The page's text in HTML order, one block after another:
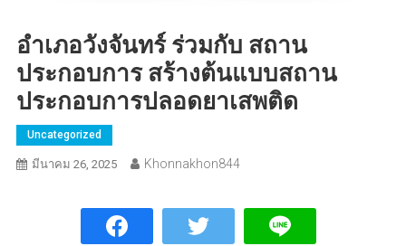
อำเภอวังจันทร์ ร่วมกับ สถาน
ประกอบการ สร้างต้นแบบสถาน
ประกอบการปลอดยาเสพติด
Uncategorized
มีนาคม 26, 2025 Khonnakhon844